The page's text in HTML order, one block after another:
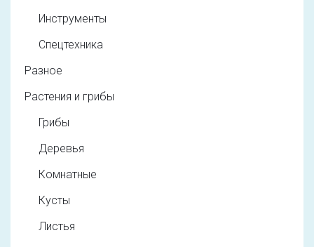
Инструменты
Спецтехника
Разное
Растения и грибы
Грибы
Деревья
Комнатные
Кусты
Листья